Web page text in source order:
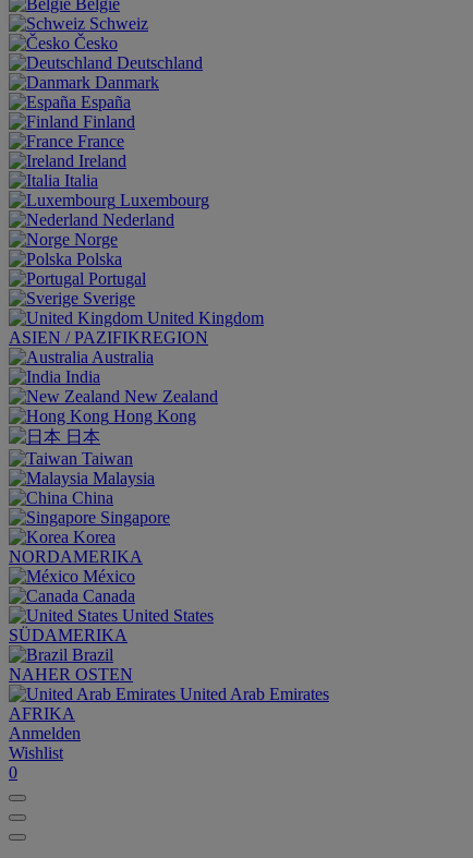
België
Schweiz
Česko
Deutschland
Danmark
España
Finland
France
Ireland
Italia
Luxembourg
Nederland
Norge
Polska
Portugal
Sverige
United Kingdom
ASIEN / PAZIFIKREGION
Australia
India
New Zealand
Hong Kong
日本
Taiwan
Malaysia
China
Singapore
Korea
NORDAMERIKA
México
Canada
United States
SÜDAMERIKA
Brazil
NAHER OSTEN
United Arab Emirates
AFRIKA
Anmelden
Wishlist
0